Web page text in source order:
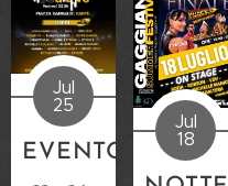
Jul
25
EVENTO
Jul
18